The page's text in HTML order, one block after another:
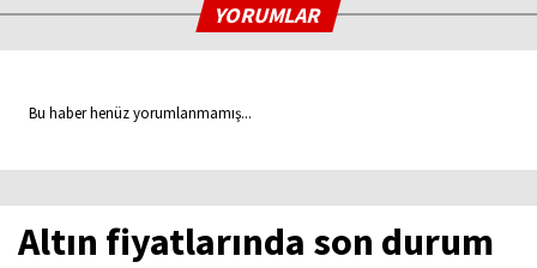
YORUMLAR
Bu haber henüz yorumlanmamış...
Altın fiyatlarında son durum